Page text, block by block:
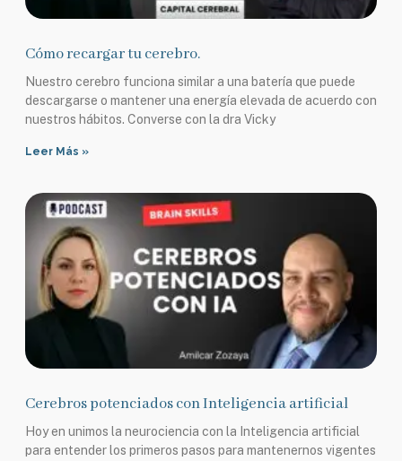
Cómo recargar tu cerebro.
Nuestro cerebro funciona similar a una batería que puede
descargarse o mantener una energía elevada de acuerdo con
nuestros hábitos. Converse con la dra Vicky
Leer Más »
Cerebros potenciados con Inteligencia artificial
Hoy en unimos la neurociencia con la Inteligencia artificial
para entender los primeros pasos para mantenernos vigentes